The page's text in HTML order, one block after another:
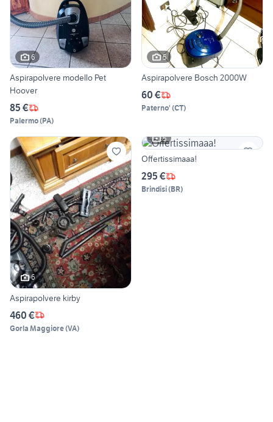
6
Aspirapolvere modello Pet
Hoover
85 €
Palermo(PA)
5
Aspirapolvere Bosch 2000W
60 €
Paterno' (CT)
6
Aspirapolvere kirby
460 €
Gorla Maggiore(VA)
5
Offertissimaaa!
295 €
Brindisi(BR)